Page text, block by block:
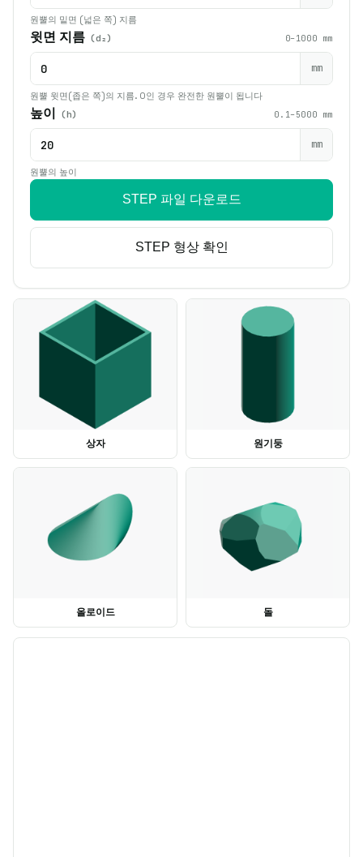
원뿔의 밑면 (넓은 쪽) 지름
윗면 지름 (d₂) 0–1000 mm
mm
원뿔 윗면(좁은 쪽)의 지름. 0인 경우 완전한 원뿔이 됩니다
높이 (h) 0.1–5000 mm
mm
원뿔의 높이
STEP 파일 다운로드
STEP 형상 확인
상자 원기둥
올로이드 돌